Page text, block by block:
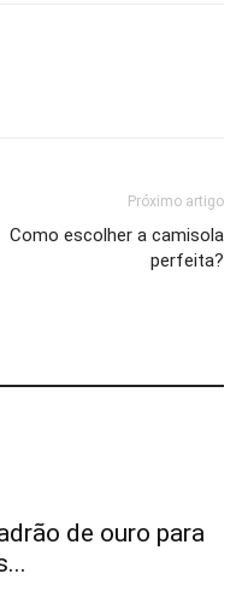
Próximo artigo
Como escolher a camisola
perfeita?
de ouro para